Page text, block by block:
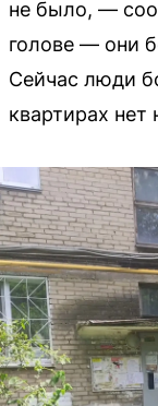
не было, —
голове — они
Сейчас люди
квартирах нет